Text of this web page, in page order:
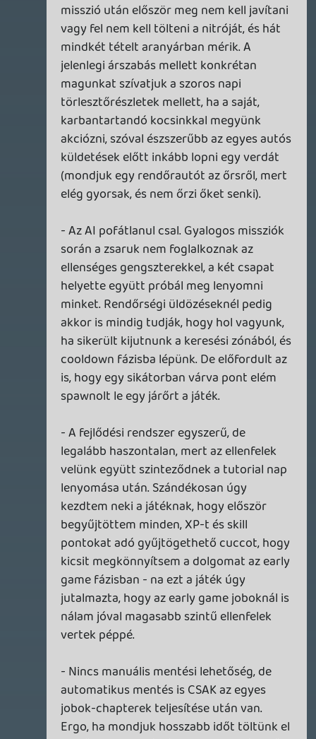
GTA A NETFLIXEN – EZ TÖRTÉNT CSÜTÖRTÖKÖN
Továbbá: Warrior Cats: Clans of the Forest, Onimusha:
Way of the Sword, TOEM 2, Quake remaster.
10
SENARA: THE SACRAMENT
Szektások, mélytengeri rémek és egy realisztikus
óceánjáró. A SENARA-ban első pillantásra minden
megvan, ami a sikerhez kell, ez az összkép azonban
5
MEGJELENÉSI DÁTUMOK NAPJA – EZ TÖRTÉNT SZERDÁN
Benne: Isle of Reveries, Beaten Path, Moonlighter 2: The
CORSAIR CLIPPER PRO MINI 60 - KICSI, DE ERŐS
5
FIRE EMBLEM: FORTUNE'S WEAVE DIRECT, MAFIA: THE OLD
COUNTRY DLC – EZ TÖRTÉNT KEDDEN
Továbbá: Crimson Moon, The Walking Dead: Streets of
Survival, Endless Legend II.
GAME PASS: AUGUSZTUS ELSŐ HETEI
A Beast of Reincarnation premier árnyékában ezúttal
inkább a Premium előfizetők könyvtára növekedik majd
a következő néhány napban.
7
HETI MEGJELENÉSEK | 2026 #32 PREMIER
7
IAN LIVINGSTONE - A VÉR-SZIGET LABIRINTUSA KÖNYV
2
DENSHATTACK! TESZT